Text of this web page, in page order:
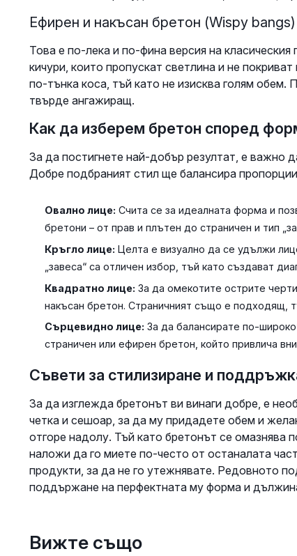
Ефирен и накъсан бретон (Wispy bangs)
Това е по-лека и по-фина версия на
кичури, които пропускат светлина и не
по-тънка коса, тъй като не изисква голям
твърде ангажиращ.
Как да изберем бретон според
За да постигнете най-добър резултат, е важно
Добре подбраният стил ще балансира
Овално лице: Счита се за идеалната форма и
бретони – от прав и плътен до страничен и тип
Кръгло лице: Целта е визуално да се удължи
„завеса“ са отличен избор, тъй като създават
Квадратно лице: За да омекотите острите
накъсан бретон. Страничният също е подходящ,
Сърцевидно лице: За да балансирате по-
страничен или ефирен бретон, който привлича
Съвети за стилизиране и
За да изглежда бретонът ви винаги добре, е
четка и сешоар, за да му придадете обем и
отгоре надолу. Тъй като бретонът се
наложи да го миете по-често от останалата
продукти, за да не го утежнявате. Редовното
поддържане на перфектната му форма и
Вижте също